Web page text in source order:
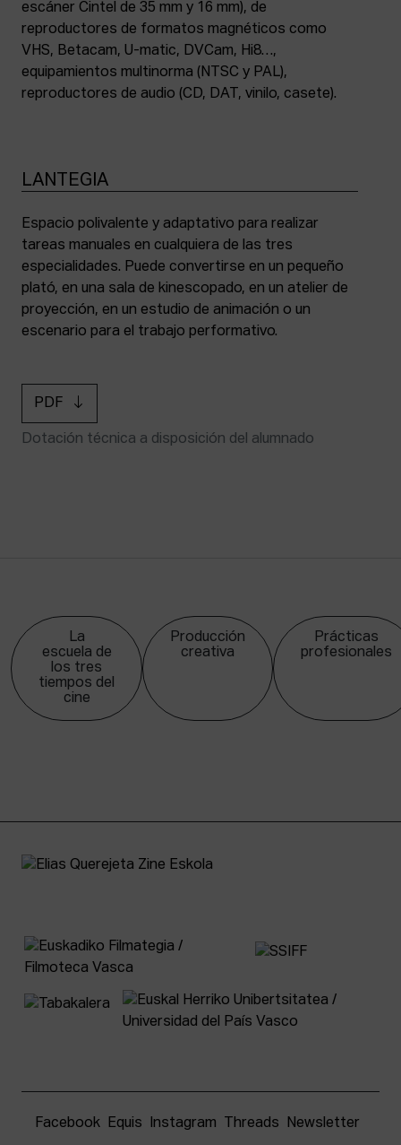
escáner Cintel de 35 mm y 16 mm), de
reproductores de formatos magnéticos como
VHS, Betacam, U-matic, DVCam, Hi8…,
equipamientos multinorma (NTSC y PAL),
reproductores de audio (CD, DAT, vinilo, casete).
LANTEGIA
Espacio polivalente y adaptativo para realizar
tareas manuales en cualquiera de las tres
especialidades. Puede convertirse en un pequeño
plató, en una sala de kinescopado, en un atelier de
proyección, en un estudio de animación o un
escenario para el trabajo performativo.
PDF
Dotación técnica a disposición del alumnado
La
escuela de
los tres
tiempos del
cine
Producción
creativa
Prácticas
profesionales
Facebook Equis Instagram Threads Newsletter